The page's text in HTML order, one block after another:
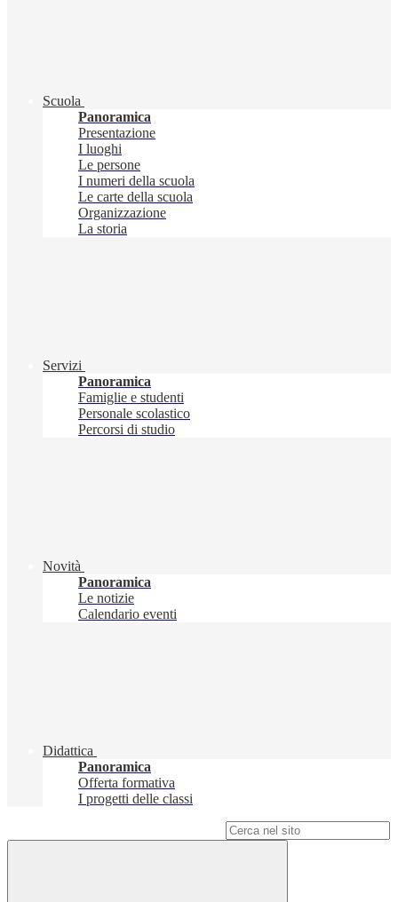
Scuola
Panoramica
Presentazione
I luoghi
Le persone
I numeri della scuola
Le carte della scuola
Organizzazione
La storia
Servizi
Panoramica
Famiglie e studenti
Personale scolastico
Percorsi di studio
Novità
Panoramica
Le notizie
Calendario eventi
Didattica
Panoramica
Offerta formativa
I progetti delle classi